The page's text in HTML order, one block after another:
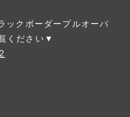
ックボーダープルオーバ
ください▼